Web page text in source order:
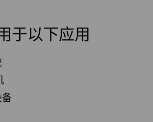
于以下应用
备